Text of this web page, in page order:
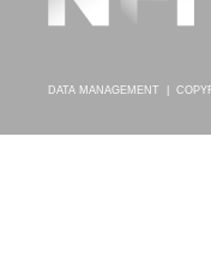
DATA MANAGEMENT